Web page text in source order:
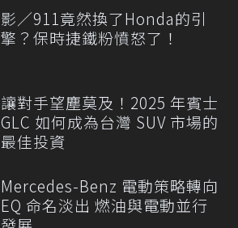
影／911竟然換了Honda的引
擎？保時捷鐵粉憤怒了！
讓對手望塵莫及！2025 年賓士
GLC 如何成為台灣 SUV 市場的
最佳投資
Mercedes-Benz 電動策略轉向
EQ 命名淡出 燃油與電動並行